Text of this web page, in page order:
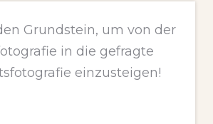
Grundstein, um von der
in die gefragte
einzusteigen!